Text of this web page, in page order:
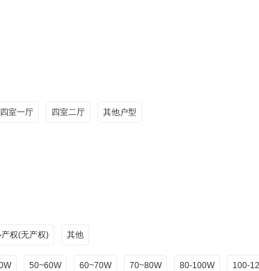
四室一厅 四室二厅 其他户型
权(无产权) 其他
50~60W 60~70W 70~80W 80-100W 100-